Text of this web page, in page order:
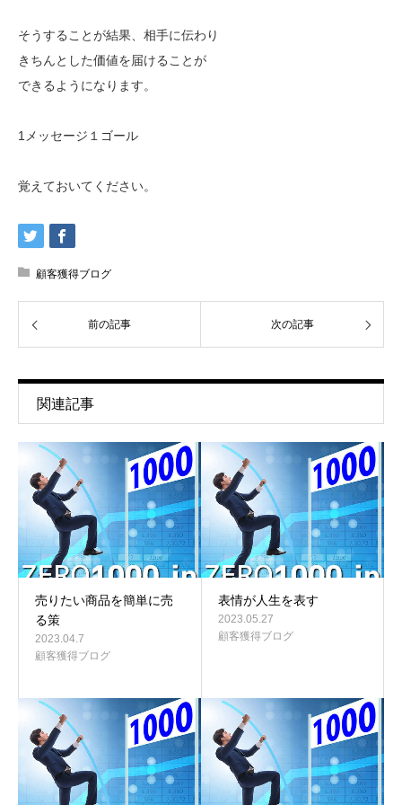
そうすることが結果、相手に伝わり
きちんとした価値を届けることが
できるようになります。
1メッセージ１ゴール
覚えておいてください。
顧客獲得ブログ
前の記事 次の記事
関連記事
売りたい商品を簡単に売
る策
2023.04.7
顧客獲得ブログ
表情が人生を表す
2023.05.27
顧客獲得ブログ